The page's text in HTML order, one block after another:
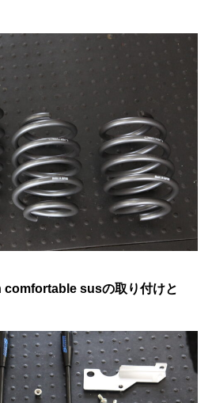
comfortable susの取り付けと